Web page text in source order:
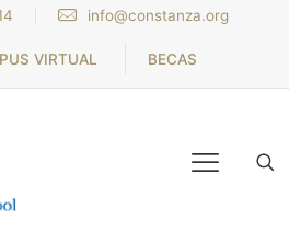
info@constanza.org
VIRTUAL BECAS